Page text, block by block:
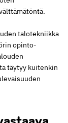
talotekniikka
opinto-
täytyy kuitenkin